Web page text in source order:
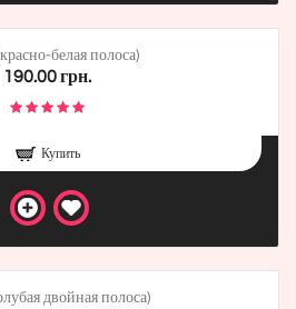
белая полоса)
190.00 грн.
Купить
двойная полоса)